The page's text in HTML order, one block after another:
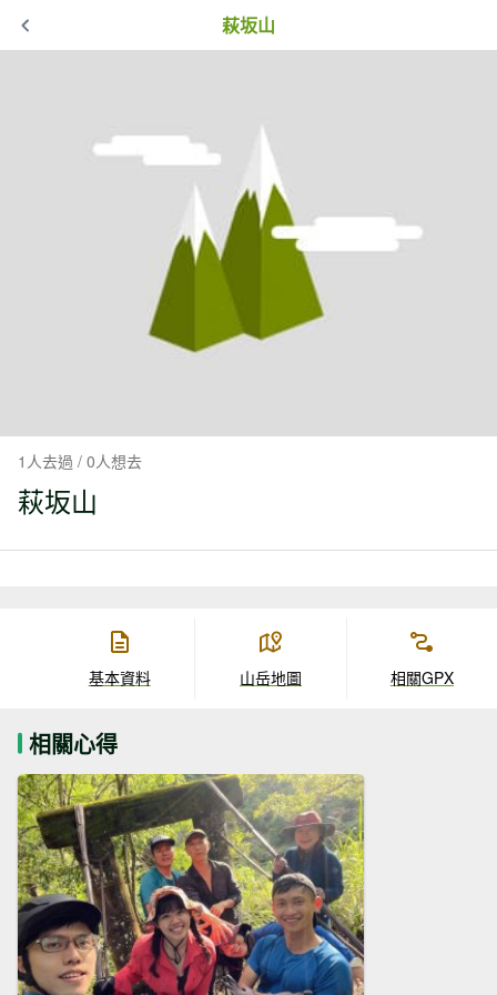
萩坂山
1人去過 / 0人想去
萩坂山
基本資料 山岳地圖 相關GPX
相關心得